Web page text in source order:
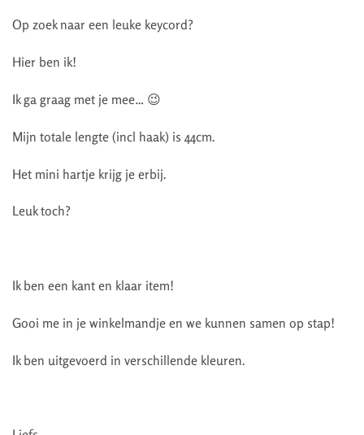
Op zoek naar een leuke keycord?
Hier ben ik!
Ik ga graag met je mee… 😉
Mijn totale lengte (incl haak) is 44cm.
Het mini hartje krijg je erbij.
Leuk toch?
Ik ben een kant en klaar item!
Gooi me in je winkelmandje en we kunnen samen op stap!
Ik ben uitgevoerd in verschillende kleuren.